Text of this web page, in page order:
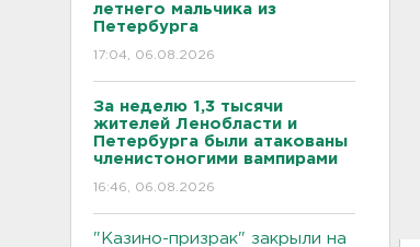
летнего мальчика из
Петербурга
17:04, 06.08.2026
За неделю 1,3 тысячи
жителей Ленобласти и
Петербурга были атакованы
членистоногими вампирами
16:46, 06.08.2026
"Казино-призрак" закрыли на